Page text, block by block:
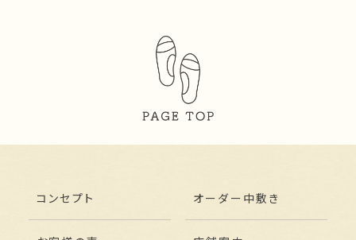
コンセプト オーダー中敷き